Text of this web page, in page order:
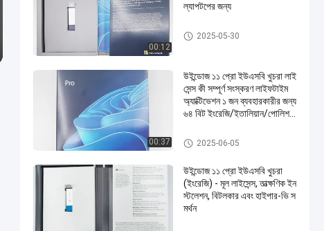
00:12
ল্যাপটপের জন্য
উইন্ডোজ 11 প্রো খুচরা
2025-05-30
00:37
উইন্ডোজ ১১ প্রো ইউএসবি খুচরা লাই
সেন্স কী সম্পূর্ণ সংস্করণ লাইফটাইম
অ্যাক্টিভেশন ১ জন ব্যবহারকারীর জন্য
৬৪ বিট ইংরেজি/ইতালিয়ান/পোলিশ/
উইন্ডোজ 11 প্রো খুচরা
2025-06-05
উইন্ডোজ ১১ প্রো ইউএসবি খুচরা
(ইংরেজি) - মূল লাইসেন্স, তাত্ক্ষণিক ইন
স্টলেশন, বিটলকার এবং হাইপার-ভি স
মর্থন